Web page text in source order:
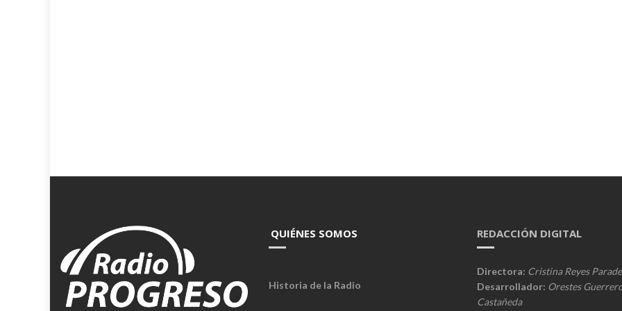
QUIÉNES SOMOS
Historia de la Radio
REDACCIÓN DIGITAL
Directora: Cristina Reyes
Desarrollador: Orestes
Castañeda